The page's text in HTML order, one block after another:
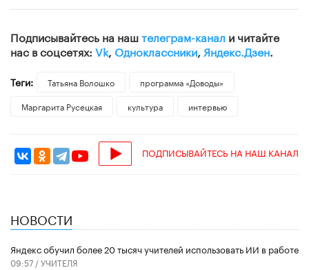
Подписывайтесь на наштелеграм-канал и читайте
нас в соцсетях: Vk, Одноклассники, Яндекс.Дзен.
Теги: Татьяна Волошко
программа «Доводы»
Маргарита Русецкая
культура интервью
ПОДПИСЫВАЙТЕСЬ НА НАШ КАНАЛ
НОВОСТИ
​Яндекс обучил более 20 тысяч учителей использовать ИИ в работе
09:57 /УЧИТЕЛЯ